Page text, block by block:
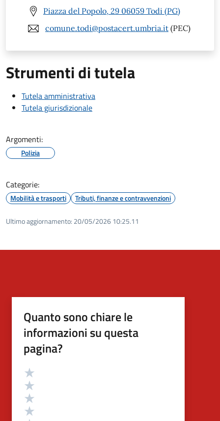
Piazza del Popolo, 29 06059 Todi (PG)
comune.todi@postacert.umbria.it (PEC)
Strumenti di tutela
Tutela amministrativa
Tutela giurisdizionale
Argomenti:
Polizia
Categorie:
Mobilità e trasporti Tributi, finanze e contravvenzioni
Ultimo aggiornamento: 20/05/2026 10:25.11
Quanto sono chiare le
informazioni su questa
pagina?
Valutazione